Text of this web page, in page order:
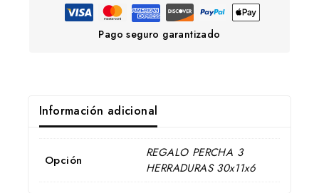
Pago seguro garantizado
Información adicional
Opción
REGALO PERCHA 3
HERRADURAS 30x11x6